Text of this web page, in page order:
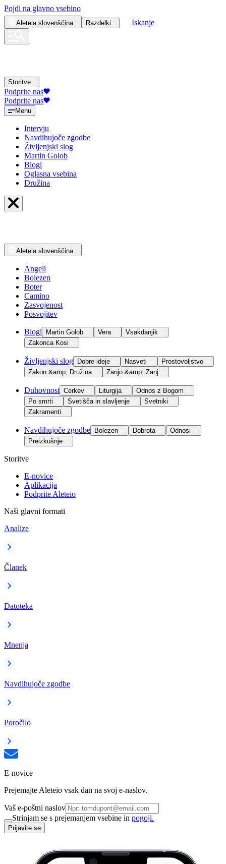
Pojdi na glavno vsebino
Aleteia slovenščina Razdelki Iskanje
Storitve
Podprite nas
Podprite nas
Menu
Intervju
Navdihujoče zgodbe
Življenjski slog
Martin Golob
Blogi
Oglasna vsebina
Družina
Aleteia slovenščina
Angeli
Bolezen
Boter
Camino
Zasvojenost
Posvojitev
Blogi Martin Golob Vera
Vsakdanjik
Zakonca Kosi
Življenjski slog Dobre ideje Nasveti
Prostovoljstvo
Zakon &amp; Družina
Zanjo &amp; Zanj
Duhovnost Cerkev Liturgija
Odnos z Bogom
Po smrti
Svetišča in slavljenje
Svetniki
Zakramenti
Navdihujoče zgodbe Bolezen Dobrota
Odnosi
Preizkušnje
Storitve
E-novice
Aplikacija
Podprite Aleteio
Naši glavni formati
Analize
Članek
Datoteka
Mnenja
Navdihujoče zgodbe
Poročilo
E-novice
Prejemajte Aleteio vsak dan na svoj e-naslov.
Vaš e-poštni naslov
Strinjam se s prejemanjem vsebine in pogoji.
Prijavite se